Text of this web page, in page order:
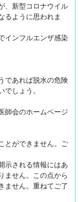
、新型コロナウイル
るように思われま
インフルエンザ感染
であれば脱水の危険
しょう。
師会のホームページ
とができません。ご
示される情報にはあ
ません。この点から
ません。重ねてご了